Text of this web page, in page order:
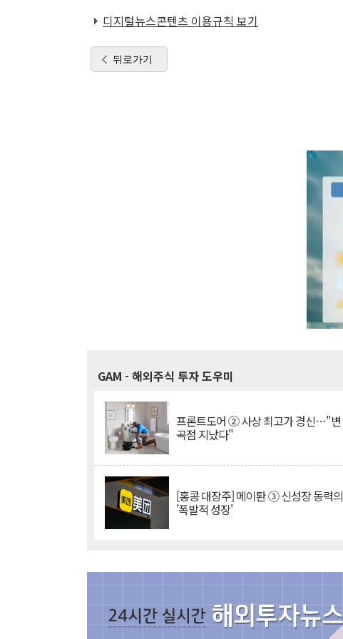
디지털뉴스콘텐츠 이용규칙 보기
뒤로가기
GAM - 해외주식 투자 도우미
프론트도어 ② 사상 최고가 경신…"변
곡점 지났다"
[홍콩 대장주] 메이퇀 ③ 신성장 동력의
'폭발적 성장'